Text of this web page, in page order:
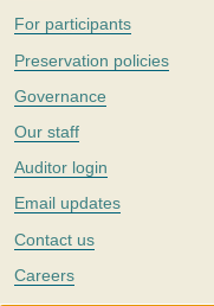
For participants
Preservation policies
Governance
Our staff
Auditor login
Email updates
Contact us
Careers